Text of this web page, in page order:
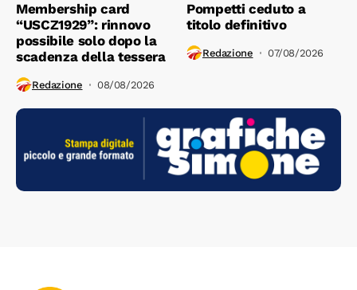
Membership card
“USCZ1929”: rinnovo
possibile solo dopo la
scadenza della tessera
Redazione 08/08/2026
Pompetti ceduto a
titolo definitivo
Redazione 07/08/2026